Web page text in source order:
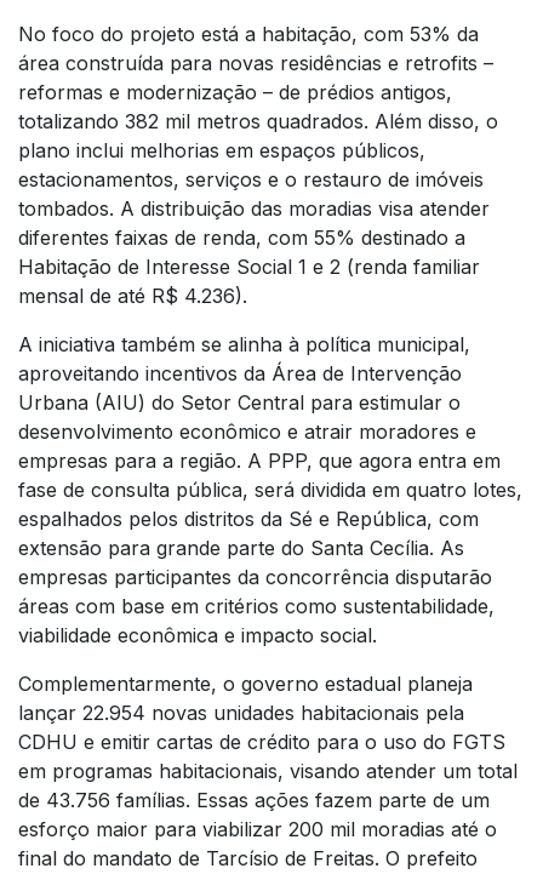
No foco do projeto está a habitação, com 53% da
área construída para novas residências e retrofits –
reformas e modernização – de prédios antigos,
totalizando 382 mil metros quadrados. Além disso, o
plano inclui melhorias em espaços públicos,
estacionamentos, serviços e o restauro de imóveis
tombados. A distribuição das moradias visa atender
diferentes faixas de renda, com 55% destinado a
Habitação de Interesse Social 1 e 2 (renda familiar
mensal de até R$ 4.236).
A iniciativa também se alinha à política municipal,
aproveitando incentivos da Área de Intervenção
Urbana (AIU) do Setor Central para estimular o
desenvolvimento econômico e atrair moradores e
empresas para a região. A PPP, que agora entra em
fase de consulta pública, será dividida em quatro lotes,
espalhados pelos distritos da Sé e República, com
extensão para grande parte do Santa Cecília. As
empresas participantes da concorrência disputarão
áreas com base em critérios como sustentabilidade,
viabilidade econômica e impacto social.
Complementarmente, o governo estadual planeja
lançar 22.954 novas unidades habitacionais pela
CDHU e emitir cartas de crédito para o uso do FGTS
em programas habitacionais, visando atender um total
de 43.756 famílias. Essas ações fazem parte de um
esforço maior para viabilizar 200 mil moradias até o
final do mandato de Tarcísio de Freitas. O prefeito